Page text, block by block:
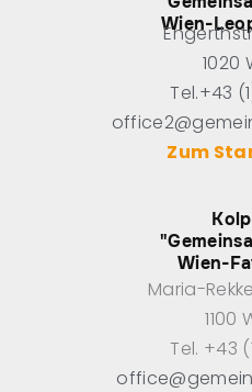
Wien-
1020
Tel.+43
Zum
Wien-
Maria-
1100
Tel. +43